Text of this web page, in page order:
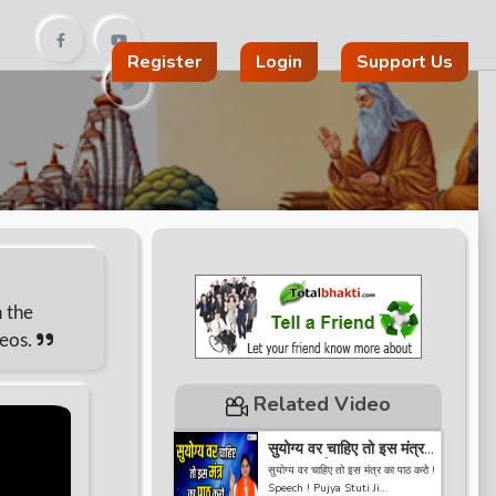
Register Login
Support Us
the
Related Video
सुयोग्य वर चाहिए तो इस मंत्र
का पाठ करो ! Speech !
Pujya Stuti Ji
सुयोग्य वर चाहिए तो इस मंत्र का पाठ करो !
Speech ! Pujya Stuti Ji